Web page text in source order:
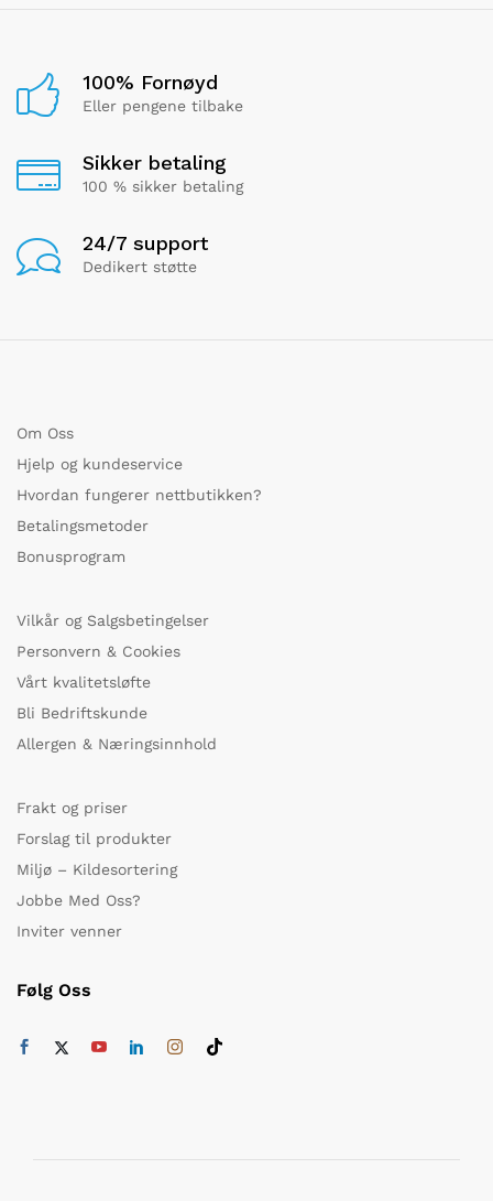
100% Fornøyd
Eller pengene tilbake
Sikker betaling
100 % sikker betaling
24/7 support
Dedikert støtte
Om Oss
Hjelp og kundeservice
Hvordan fungerer nettbutikken?
Betalingsmetoder
Bonusprogram
Vilkår og Salgsbetingelser
Personvern & Cookies
Vårt kvalitetsløfte
Bli Bedriftskunde
Allergen & Næringsinnhold
Frakt og priser
Forslag til produkter
Miljø – Kildesortering
Jobbe Med Oss?
Inviter venner
Følg Oss